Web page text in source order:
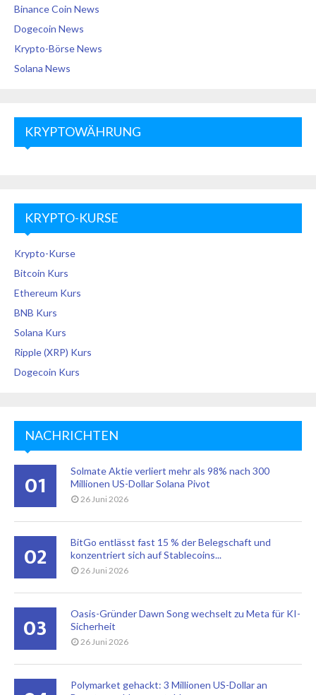
Binance Coin News
Dogecoin News
Krypto-Börse News
Solana News
KRYPTOWÄHRUNG
KRYPTO-KURSE
Krypto-Kurse
Bitcoin Kurs
Ethereum Kurs
BNB Kurs
Solana Kurs
Ripple (XRP) Kurs
Dogecoin Kurs
NACHRICHTEN
01
Solmate Aktie verliert mehr als 98% nach 300
Millionen US-Dollar Solana Pivot
26 Juni 2026
02
BitGo entlässt fast 15 % der Belegschaft und
konzentriert sich auf Stablecoins...
26 Juni 2026
03
Oasis-Gründer Dawn Song wechselt zu Meta für KI-
Sicherheit
26 Juni 2026
Polymarket gehackt: 3 Millionen US-Dollar an